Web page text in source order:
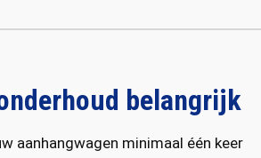
belangrijk
aanhangwagen minimaal één keer